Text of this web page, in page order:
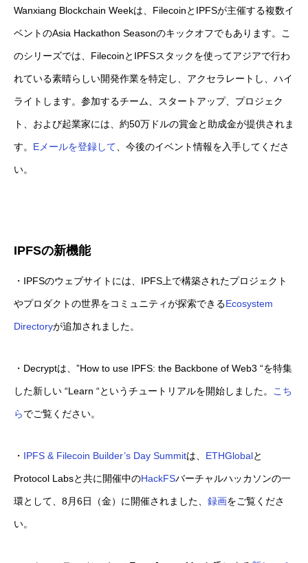
Wanxiang Blockchain Weekは、FilecoinとIPFSが主催する複数イ
ベントのAsia Hackathon Seasonのキックオフでもあります。こ
のシリーズでは、FilecoinとIPFSスタックを使ってアジアで行わ
れている素晴らしい開発作業を特定し、アクセラレートし、ハイ
ライトします。参加するチーム、スタートアップ、プロジェク
ト、および起業家には、約50万ドルの賞金と助成金が提供されま
す。 Eメールを登録して 、今後のイベント情報を入手してくださ
い。
IPFSの新機能
・IPFSのウェブサイトには、IPFS上で構築されたプロジェクト
やプロダクトの世界をコミュニティが探索できるEcosystem
Directoryが追加されました。
・Decryptは、”How to use IPFS: the Backbone of Web3 “を特集
した新しい “Learn “というチュートリアルを開始しました。 こち
らでご覧ください。
・ IPFS & Filecoin Builder’s Day Summitは、 ETHGlobalと
Protocol Labsと共に開催中のHackFSバーチャルハッカソンの一
環として、8月6日（金）に開催されました、 録画をご覧くださ
い。